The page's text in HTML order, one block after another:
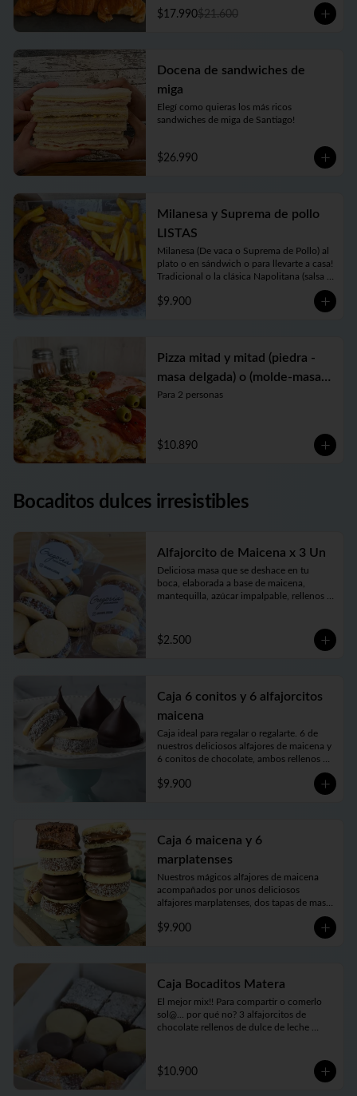
$17.990$21.600
Docena de sandwiches de
miga
Elegí como quieras los más ricos
sandwiches de miga de Santiago!
$26.990
Milanesa y Suprema de pollo
LISTAS
Milanesa (De vaca o Suprema de Pollo) al
plato o en sándwich o para llevarte a casa!
Tradicional o la clásica Napolitana (salsa
de tomate casera, jamón, queso fundido,
tomate en rodajas y orégano) o su versión
Fugazzeta (Queso fundido, cebolla apenas
grande de Papas Fritas, Ensalada de
Lechuga y Tomate o Rúcula y Tomate
$9.900
Pizza mitad y mitad (piedra -
masa delgada) o (molde-masa
tradicional)
Para 2 personas
$10.890
Bocaditos dulces irresistibles
Alfajorcito de Maicena x 3 Un
Deliciosa masa que se deshace en tu
boca, elaborada a base de maicena,
mantequilla, azúcar impalpable, rellenos
Receta con amor de abuela.
$2.500
Caja 6 conitos y 6 alfajorcitos
maicena
Caja ideal para regalar o regalarte. 6 de
nuestros deliciosos alfajores de maicena y
6 conitos de chocolate, ambos rellenos
Vienen en prácticas y delicadas cajas para
$9.900
Caja 6 maicena y 6
marplatenses
Nuestros mágicos alfajores de maicena
acompañados por unos deliciosos
alfajores marplatenses, dos tapas de masa
toques cítricos que envuelven el más rico
dulce de leche y cubiertos con chocolate
$9.900
Caja Bocaditos Matera
El mejor mix!! Para compartir o comerlo
sol@... por qué no? 3 alfajorcitos de
chocolate rellenos de dulce de leche
hùmedos de brownie. Vienen en prácticas
y delicadas cajas para llevar.
$10.900